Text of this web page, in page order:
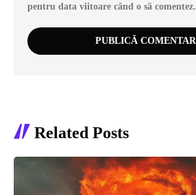
pentru data viitoare când o să comentez.
Related Posts